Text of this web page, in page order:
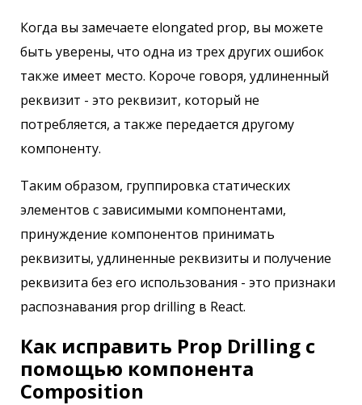
Когда вы замечаете elongated prop, вы можете
быть уверены, что одна из трех других ошибок
также имеет место. Короче говоря, удлиненный
реквизит - это реквизит, который не
потребляется, а также передается другому
компоненту.
Таким образом, группировка статических
элементов с зависимыми компонентами,
принуждение компонентов принимать
реквизиты, удлиненные реквизиты и получение
реквизита без его использования - это признаки
распознавания prop drilling в React.
Как исправить Prop Drilling с
помощью компонента
Composition